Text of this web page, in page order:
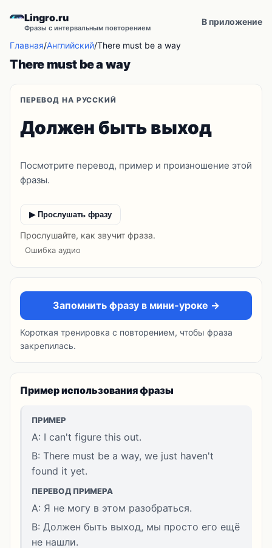
Lingro.ru
Фразы с интервальным повторением
В приложение
Главная/Английский/There must be a way
There must be a way
ПЕРЕВОД НА РУССКИЙ
Должен быть выход
Посмотрите перевод, пример и произношение этой
фразы.
▶ Прослушать фразу
Прослушайте, как звучит фраза.
Ошибка аудио
Запомнить фразу в мини-уроке →
Короткая тренировка с повторением, чтобы фраза
закрепилась.
Пример использования фразы
ПРИМЕР
A: I can't figure this out.
B: There must be a way, we just haven't
found it yet.
ПЕРЕВОД ПРИМЕРА
A: Я не могу в этом разобраться.
B: Должен быть выход, мы просто его ещё
не нашли.